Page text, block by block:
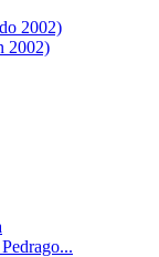
2002)
2002)